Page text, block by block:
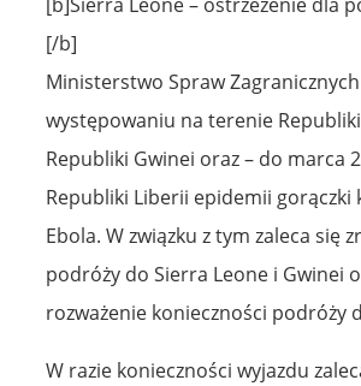
[/b]
Ministerstwo Spraw
występowaniu na terenie
Republiki Gwinei oraz – do marca
Republiki Liberii epidemii gorączki
Ebola. W związku z tym zaleca się
podróży do Sierra Leone i Gwinei
rozważenie konieczności podróży
W razie konieczności wyjazdu